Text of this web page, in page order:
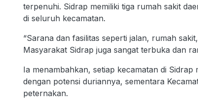
terpenuhi. Sidrap memiliki tiga rumah sakit
di seluruh kecamatan.
“Sarana dan fasilitas seperti jalan, rumah
Masyarakat Sidrap juga sangat terbuka dan
Ia menambahkan, setiap kecamatan di Sidrap
dengan potensi duriannya, sementara
peternakan.